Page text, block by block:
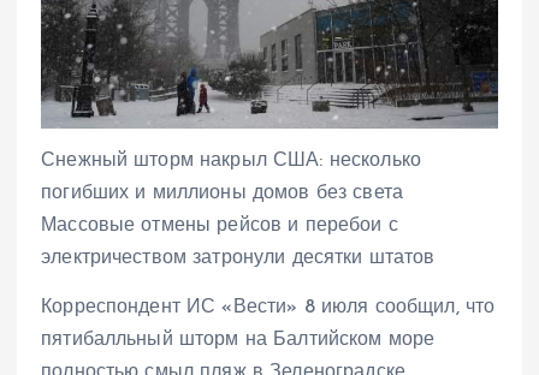
Снежный шторм накрыл США: несколько
погибших и миллионы домов без света
Массовые отмены рейсов и перебои с
электричеством затронули десятки штатов
Корреспондент ИС «Вести» 8 июля сообщил, что
пятибалльный шторм на Балтийском море